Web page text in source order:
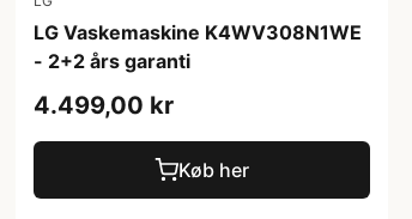
LG Vaskemaskine K4WV308N1WE
- 2+2 års garanti
4.499,00 kr
Køb her